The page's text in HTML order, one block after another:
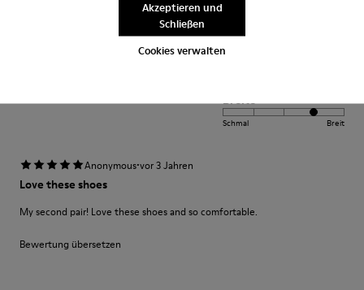
Cookies verwalten
Akzeptieren und
Schließen
Einstellung
Breite
Schmal Breit
Anonymous·vor 3 Jahren
Love these shoes
My second pair! Love these shoes and so comfortable.
Bewertung übersetzen